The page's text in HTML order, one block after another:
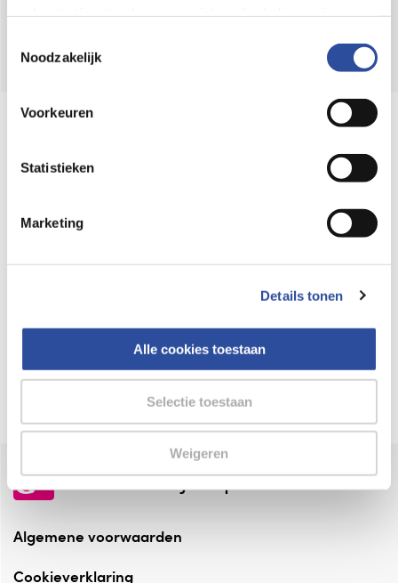
en de bewaartermijnen per categorie. Je kunt je keuze op
gegevensverwerking staat in de
Privacyverklaring
Noodzakelijk
Voorkeuren
Statistieken
Marketing
Details tonen
Alle cookies toestaan
Selectie toestaan
Weigeren
Online aanbieder medicijnen
webshop mag verkopen.
⁠Verantwoorde zorg, ⁠ook online.
Altijd onze folder bij de hand
Check onze folders ⁠bij AlleFolders.
de vriendelijke specialist
Algemene voorwaarden
Cookieverklaring